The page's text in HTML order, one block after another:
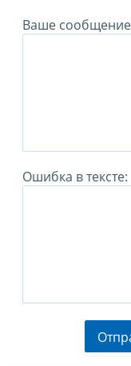
Ваше
Ошибка в тексте: